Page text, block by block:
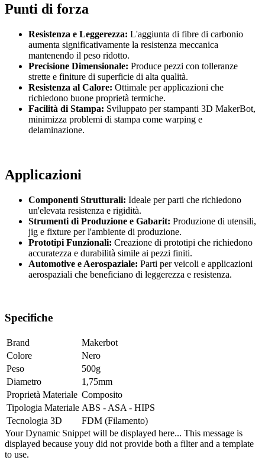
Punti di forza
Resistenza e Leggerezza: L'aggiunta di fibre di carbonio
aumenta significativamente la resistenza meccanica
mantenendo il peso ridotto.
Precisione Dimensionale: Produce pezzi con tolleranze
strette e finiture di superficie di alta qualità.
Resistenza al Calore: Ottimale per applicazioni che
richiedono buone proprietà termiche.
Facilità di Stampa: Sviluppato per stampanti 3D MakerBot,
minimizza problemi di stampa come warping e
delaminazione.
Applicazioni
Componenti Strutturali: Ideale per parti che richiedono
un'elevata resistenza e rigidità.
Strumenti di Produzione e Gabarit: Produzione di utensili,
jig e fixture per l'ambiente di produzione.
Prototipi Funzionali: Creazione di prototipi che richiedono
accuratezza e durabilità simile ai pezzi finiti.
Automotive e Aerospaziale: Parti per veicoli e applicazioni
aerospaziali che beneficiano di leggerezza e resistenza.
Specifiche
Brand
Makerbot
Colore
Nero
Peso
500g
Diametro
1,75mm
Proprietà Materiale Composito
Tipologia Materiale ABS - ASA - HIPS
Tecnologia 3D
FDM (Filamento)
Your Dynamic Snippet will be displayed here... This message is
displayed because youy did not provide both a filter and a template
to use.